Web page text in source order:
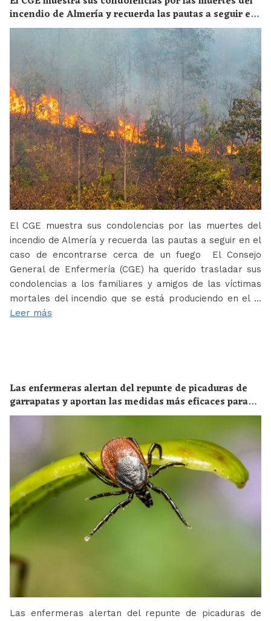
incendio de Almería y recuerda las pautas a seguir en
el caso de encontrarse cerca de un fuego
El CGE muestra sus condolencias por las muertes del
incendio de Almería y recuerda las pautas a seguir en el
caso de encontrarse cerca de un fuego El Consejo
General de Enfermería (CGE) ha querido trasladar sus
condolencias a los familiares y amigos de las víctimas
mortales del incendio que se está produciendo en el …
Leer más
Las enfermeras alertan del repunte de picaduras de
garrapatas y aportan las medidas más eficaces para
evitar las enfermedades derivadas
Las enfermeras alertan del repunte de picaduras de